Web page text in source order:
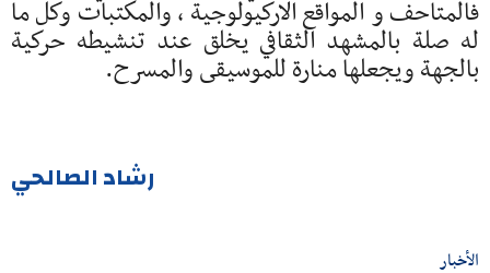
فالمتاحف و المواقع الاركيولوجية ، والمكتبات وكل ما
له صلة بالمشهد الثقافي يخلق عند تنشيطه حركية
بالجهة ويجعلها منارة للموسيقى والمسرح.
رشاد الصالحي
الأخبار